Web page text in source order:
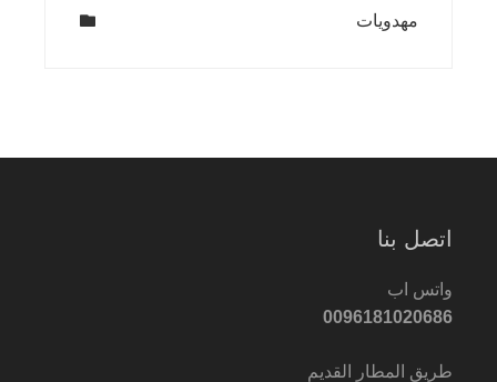
مهدويات
اتصل بنا
واتس اب
0096181020686
طريق المطار القديم